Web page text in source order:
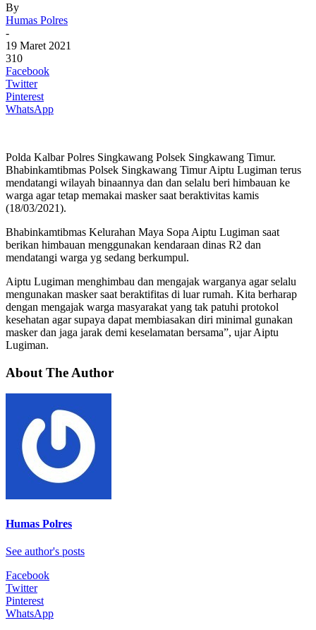
By
Humas Polres
-
19 Maret 2021
310
Facebook
Twitter
Pinterest
WhatsApp
Polda Kalbar Polres Singkawang Polsek Singkawang Timur.
Bhabinkamtibmas Polsek Singkawang Timur Aiptu Lugiman terus
mendatangi wilayah binaannya dan dan selalu beri himbauan ke
warga agar tetap memakai masker saat beraktivitas kamis
(18/03/2021).
Bhabinkamtibmas Kelurahan Maya Sopa Aiptu Lugiman saat
berikan himbauan menggunakan kendaraan dinas R2 dan
mendatangi warga yg sedang berkumpul.
Aiptu Lugiman menghimbau dan mengajak warganya agar selalu
mengunakan masker saat beraktifitas di luar rumah. Kita berharap
dengan mengajak warga masyarakat yang tak patuhi protokol
kesehatan agar supaya dapat membiasakan diri minimal gunakan
masker dan jaga jarak demi keselamatan bersama”, ujar Aiptu
Lugiman.
About The Author
Humas Polres
See author's posts
Facebook
Twitter
Pinterest
WhatsApp